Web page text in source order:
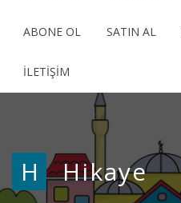
ABONE OL SATIN AL
İLETİŞİM
H Hikaye